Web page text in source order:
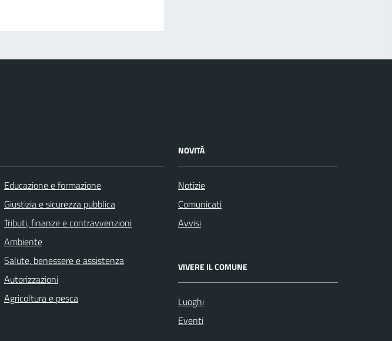
Educazione e formazione
Giustizia e sicurezza pubblica
Tributi, finanze e contravvenzioni
Ambiente
Salute, benessere e assistenza
Autorizzazioni
Agricoltura e pesca
NOVITÀ
Notizie
Comunicati
Avvisi
VIVERE IL COMUNE
Luoghi
Eventi